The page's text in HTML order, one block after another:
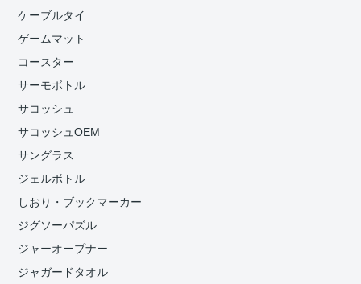
ケーブルタイ
ゲームマット
コースター
サーモボトル
サコッシュ
サコッシュOEM
サングラス
ジェルボトル
しおり・ブックマーカー
ジグソーパズル
ジャーオープナー
ジャガードタオル